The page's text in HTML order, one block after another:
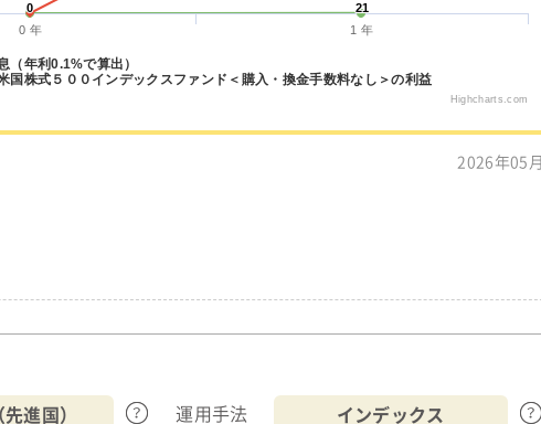
0
0 21
21
（年利0.1%で算出）
国株式５００インデックスファンド＜購入・換金手数料なし＞の利益
0 年 1 年
Highcharts.com
2026年05
進国） 運用手法 インデックス